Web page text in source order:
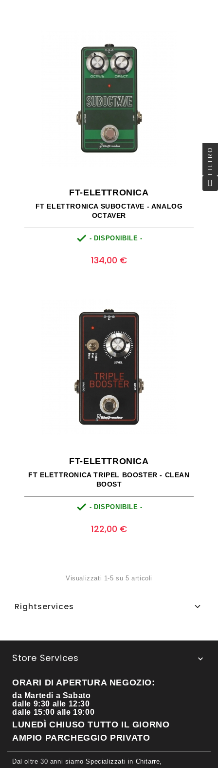
FT-ELETTRONICA
FT ELETTRONICA SUBOCTAVE - ANALOG
OCTAVER
 - DISPONIBILE -
134,00 €
FT-ELETTRONICA
FT ELETTRONICA TRIPEL BOOSTER - CLEAN
BOOST
 - DISPONIBILE -
122,00 €
Visualizzati 1-5 su 5 articoli
Rightservices 
Store Services 
ORARI DI APERTURA NEGOZIO:
da Martedi a Sabato
dalle 9:30 alle 12:30
dalle 15:00 alle 19:00
LUNEDÌ CHIUSO TUTTO IL GIORNO
AMPIO PARCHEGGIO PRIVATO
Dal oltre 30 anni siamo Specializzati in Chitarre,
FILTRO